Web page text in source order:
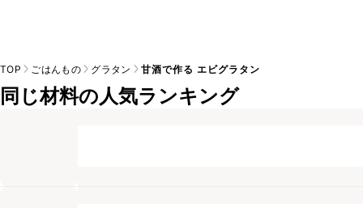
TOP ごはんもの グラタン 甘酒で作る エビグラタン
同じ材料の人気ランキング